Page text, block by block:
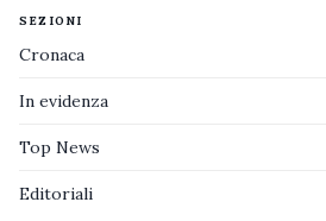
SEZIONI
Cronaca
In evidenza
Top News
Editoriali